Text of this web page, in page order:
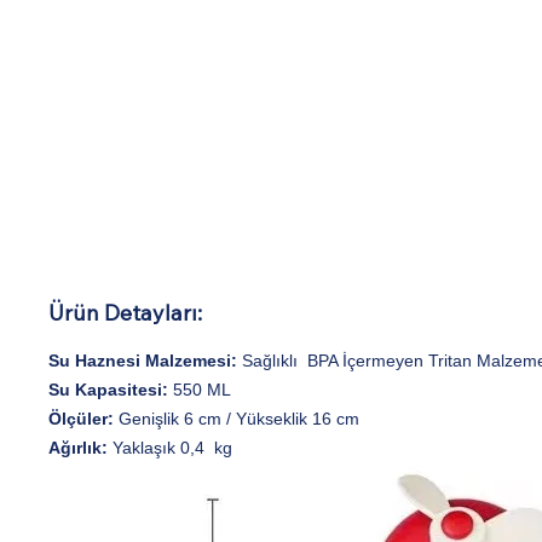
Ürün Detayları:
Su Haznesi Malzemesi: Sağlıklı
BPA İçermeyen Tritan
Su Kapasitesi: 550 ML
Ölçüler: Genişlik 6 cm / Yükseklik 16 cm
Ağırlık: Yaklaşık 0,4 kg